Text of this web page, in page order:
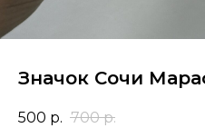
Значок Сочи
500 р. 700 р.